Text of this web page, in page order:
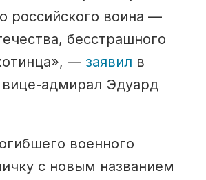
российского воина —
бесстрашного
— заявил в
вице-адмирал Эдуард
военного
с новым названием